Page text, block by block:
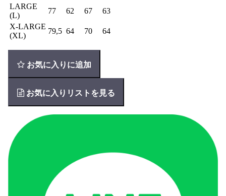
LARGE
(L)
77 62 67
63
X-LARGE
(XL)
79,5 64 70 64
お気に入りに追加
お気に入りリストを見る